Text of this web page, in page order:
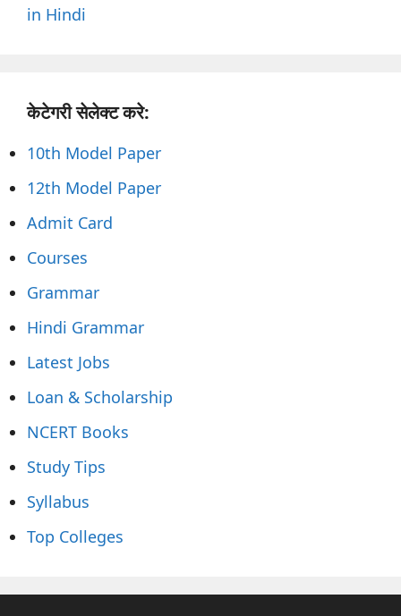
in Hindi
केटेगरी सेलेक्ट करे:
10th Model Paper
12th Model Paper
Admit Card
Courses
Grammar
Hindi Grammar
Latest Jobs
Loan & Scholarship
NCERT Books
Study Tips
Syllabus
Top Colleges